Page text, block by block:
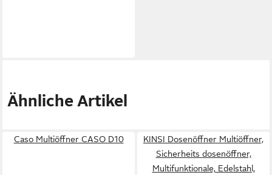
Ähnliche Artikel
Caso Multiöffner CASO D10
KINSI Dosenöffner Multiöffner,
Sicherheits dosenöffner,
Multifunktionale, Edelstahl,